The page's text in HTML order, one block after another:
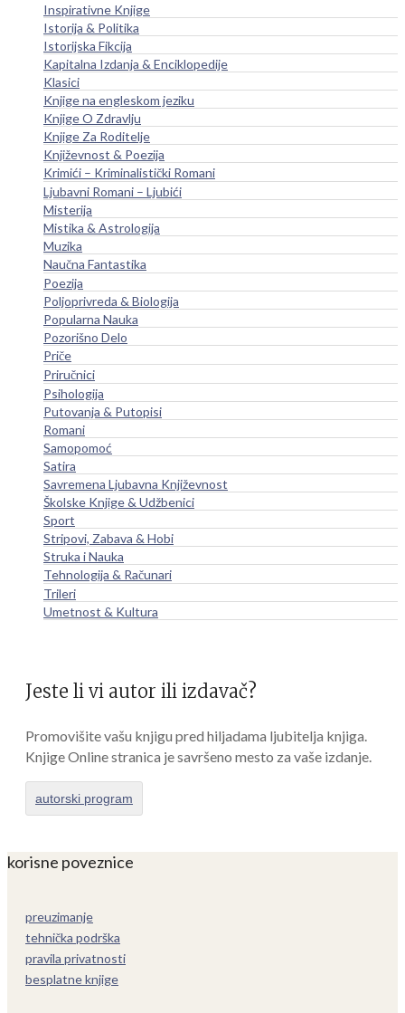
Inspirativne Knjige
Istorija & Politika
Istorijska Fikcija
Kapitalna Izdanja & Enciklopedije
Klasici
Knjige na engleskom jeziku
Knjige O Zdravlju
Knjige Za Roditelje
Književnost & Poezija
Krimići – Kriminalistički Romani
Ljubavni Romani – Ljubići
Misterija
Mistika & Astrologija
Muzika
Naučna Fantastika
Poezija
Poljoprivreda & Biologija
Popularna Nauka
Pozorišno Delo
Priče
Priručnici
Psihologija
Putovanja & Putopisi
Romani
Samopomoć
Satira
Savremena Ljubavna Književnost
Školske Knjige & Udžbenici
Sport
Stripovi, Zabava & Hobi
Struka i Nauka
Tehnologija & Računari
Trileri
Umetnost & Kultura
Jeste li vi autor ili izdavač?
Promovišite vašu knjigu pred hiljadama ljubitelja knjiga.
Knjige Online stranica je savršeno mesto za vaše izdanje.
autorski program
korisne poveznice
preuzimanje
tehnička podrška
pravila privatnosti
besplatne knjige